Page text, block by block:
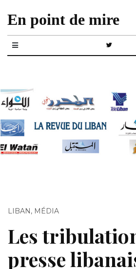
En point de mire
LIBAN, MÉDIA
Les
presse